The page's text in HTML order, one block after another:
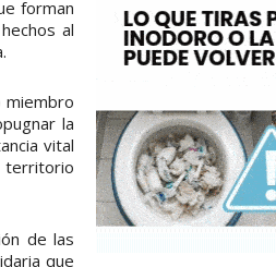
forman
al
miembro
la
vital
territorio
de las
que